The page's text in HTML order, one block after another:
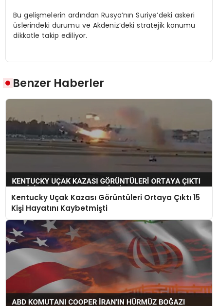
Bu gelişmelerin ardından Rusya’nın Suriye’deki askeri
üslerindeki durumu ve Akdeniz’deki stratejik konumu
dikkatle takip ediliyor.
Benzer Haberler
Kentucky Uçak Kazası Görüntüleri Ortaya Çıktı 15
Kişi Hayatını Kaybetmişti